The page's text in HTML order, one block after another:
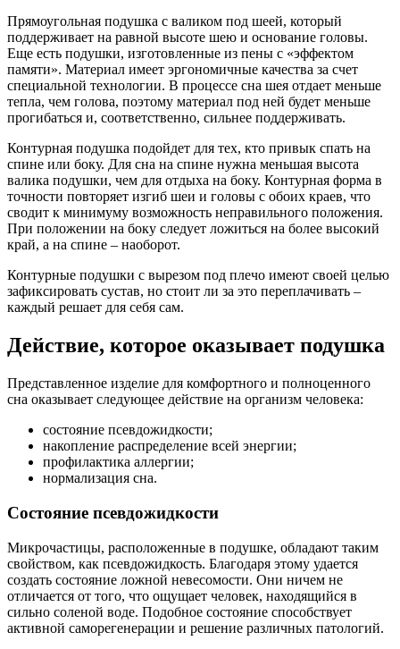
Прямоугольная подушка с валиком под шеей, который
поддерживает на равной высоте шею и основание головы.
Еще есть подушки, изготовленные из пены с «эффектом
памяти». Материал имеет эргономичные качества за счет
специальной технологии. В процессе сна шея отдает меньше
тепла, чем голова, поэтому материал под ней будет меньше
прогибаться и, соответственно, сильнее поддерживать.
Контурная подушка подойдет для тех, кто привык спать на
спине или боку. Для сна на спине нужна меньшая высота
валика подушки, чем для отдыха на боку. Контурная форма в
точности повторяет изгиб шеи и головы с обоих краев, что
сводит к минимуму возможность неправильного положения.
При положении на боку следует ложиться на более высокий
край, а на спине – наоборот.
Контурные подушки с вырезом под плечо имеют своей целью
зафиксировать сустав, но стоит ли за это переплачивать –
каждый решает для себя сам.
Действие, которое оказывает подушка
Представленное изделие для комфортного и полноценного
сна оказывает следующее действие на организм человека:
состояние псевдожидкости;
накопление распределение всей энергии;
профилактика аллергии;
нормализация сна.
Состояние псевдожидкости
Микрочастицы, расположенные в подушке, обладают таким
свойством, как псевдожидкость. Благодаря этому удается
создать состояние ложной невесомости. Они ничем не
отличается от того, что ощущает человек, находящийся в
сильно соленой воде. Подобное состояние способствует
активной саморегенерации и решение различных патологий.